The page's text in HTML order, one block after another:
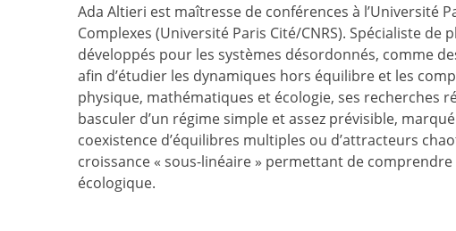
Ada Altieri est maîtresse de conférences à l’Université
Complexes (Université Paris Cité/CNRS). Spécialiste
développés pour les systèmes désordonnés, comme
afin d’étudier les dynamiques hors équilibre et les
physique, mathématiques et écologie, ses recherches
basculer d’un régime simple et assez prévisible,
coexistence d’équilibres multiples ou d’attracteurs
croissance « sous-linéaire » permettant de
écologique.